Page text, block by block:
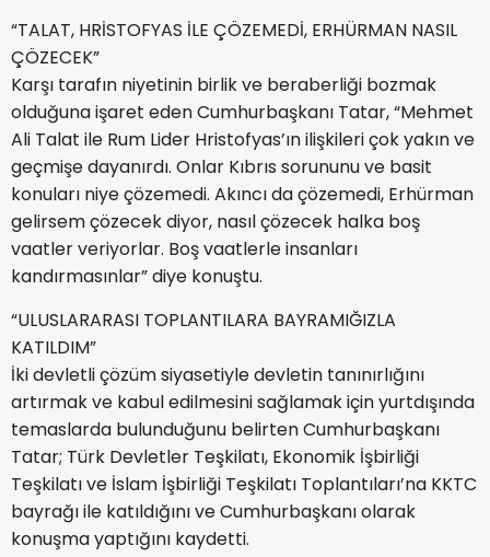
“TALAT, HRİSTOFYAS İLE ÇÖZEMEDİ, ERHÜRMAN NASIL
ÇÖZECEK”
Karşı tarafın niyetinin birlik ve beraberliği bozmak
olduğuna işaret eden Cumhurbaşkanı Tatar, “Mehmet
Ali Talat ile Rum Lider Hristofyas’ın ilişkileri çok yakın ve
geçmişe dayanırdı. Onlar Kıbrıs sorununu ve basit
konuları niye çözemedi. Akıncı da çözemedi, Erhürman
gelirsem çözecek diyor, nasıl çözecek halka boş
vaatler veriyorlar. Boş vaatlerle insanları
kandırmasınlar” diye konuştu.
“ULUSLARARASI TOPLANTILARA BAYRAMIĞIZLA
KATILDIM”
İki devletli çözüm siyasetiyle devletin tanınırlığını
artırmak ve kabul edilmesini sağlamak için yurtdışında
temaslarda bulunduğunu belirten Cumhurbaşkanı
Tatar; Türk Devletler Teşkilatı, Ekonomik İşbirliği
Teşkilatı ve İslam İşbirliği Teşkilatı Toplantıları’na KKTC
bayrağı ile katıldığını ve Cumhurbaşkanı olarak
konuşma yaptığını kaydetti.